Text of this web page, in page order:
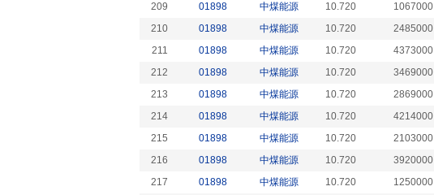
209
01898 中煤能源 10.720 1067000
210
01898 中煤能源 10.720 2485000
211
01898 中煤能源 10.720 4373000
212
01898 中煤能源 10.720 3469000
213
01898 中煤能源 10.720 2869000
214
01898 中煤能源 10.720 4214000
215
01898 中煤能源 10.720 2103000
216
01898 中煤能源 10.720 3920000
217
01898 中煤能源 10.720 1250000